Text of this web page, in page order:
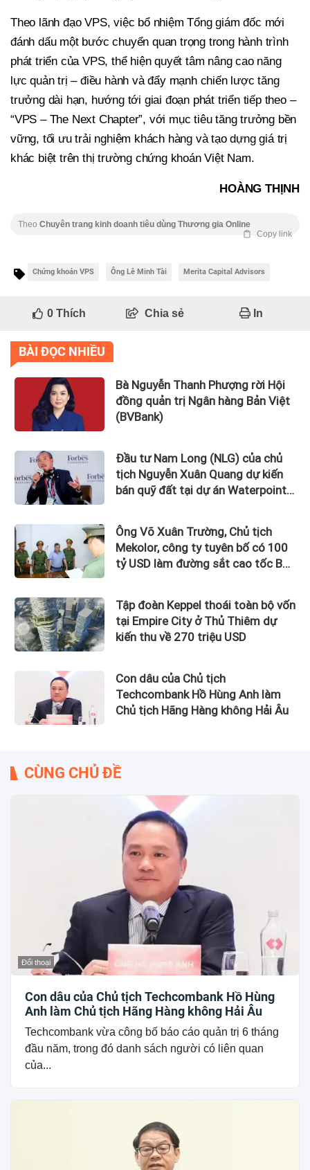
Theo lãnh đạo VPS, việc bổ nhiệm Tổng giám đốc mới
đánh dấu một bước chuyển quan trọng trong hành trình
phát triển của VPS, thể hiện quyết tâm nâng cao năng
lực quản trị – điều hành và đẩy mạnh chiến lược tăng
trưởng dài hạn, hướng tới giai đoạn phát triển tiếp theo –
“VPS – The Next Chapter”, với mục tiêu tăng trưởng bền
vững, tối ưu trải nghiệm khách hàng và tạo dựng giá trị
khác biệt trên thị trường chứng khoán Việt Nam.
HOÀNG THỊNH
Theo Chuyên trang kinh doanh tiêu dùng Thương gia Online
Copy link
Chứng khoán VPS Ông Lê Minh Tài Merita Capital Advisors
0Thích Chia sẻ In
BÀI ĐỌC NHIỀU
Bà Nguyễn Thanh Phượng rời Hội
đồng quản trị Ngân hàng Bản Việt
(BVBank)
Đầu tư Nam Long (NLG) của chủ
tịch Nguyễn Xuân Quang dự kiến
bán quỹ đất tại dự án Waterpoint,
Ông Võ Xuân Trường, Chủ tịch
Mekolor, công ty tuyên bố có 100
tỷ USD làm đường sắt cao tốc Bắc
Tập đoàn Keppel thoái toàn bộ vốn
tại Empire City ở Thủ Thiêm dự
kiến thu về 270 triệu USD
Con dâu của Chủ tịch
Techcombank Hồ Hùng Anh làm
Chủ tịch Hãng Hàng không Hải Âu
CÙNG CHỦ ĐỀ
Đối thoại
Con dâu của Chủ tịch Techcombank Hồ Hùng
Anh làm Chủ tịch Hãng Hàng không Hải Âu
Techcombank vừa công bố báo cáo quản trị 6 tháng
đầu năm, trong đó danh sách người có liên quan
của...